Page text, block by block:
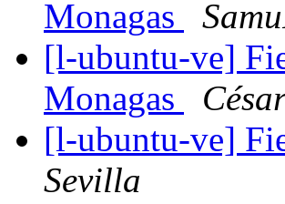
Monagas
[l-ubuntu-ve]
Monagas
[l-ubuntu-ve]
Sevilla